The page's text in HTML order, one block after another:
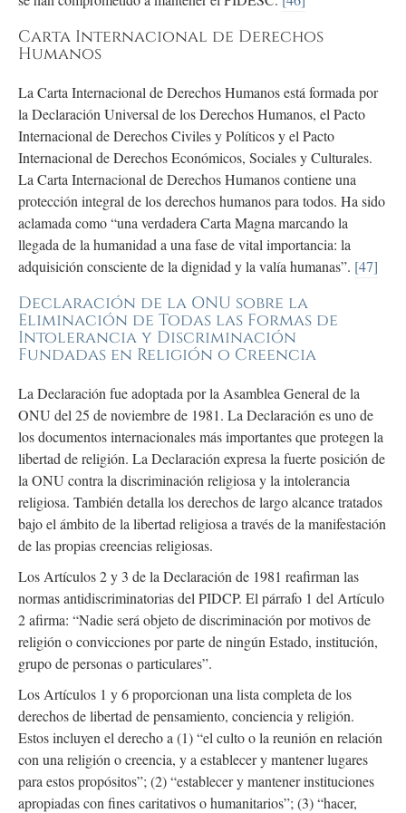
Carta Internacional de Derechos
Humanos
La Carta Internacional de Derechos Humanos está formada por
la Declaración Universal de los Derechos Humanos, el Pacto
Internacional de Derechos Civiles y Políticos y el Pacto
Internacional de Derechos Económicos, Sociales y Culturales.
La Carta Internacional de Derechos Humanos contiene una
protección integral de los derechos humanos para todos. Ha sido
aclamada como “una verdadera Carta Magna marcando la
llegada de la humanidad a una fase de vital importancia: la
adquisición consciente de la dignidad y la valía humanas”. [47]
Declaración de la ONU sobre la
Eliminación de Todas las Formas de
Intolerancia y Discriminación
Fundadas en Religión o Creencia
La Declaración fue adoptada por la Asamblea General de la
ONU del 25 de noviembre de 1981. La Declaración es uno de
los documentos internacionales más importantes que protegen la
libertad de religión. La Declaración expresa la fuerte posición de
la ONU contra la discriminación religiosa y la intolerancia
religiosa. También detalla los derechos de largo alcance tratados
bajo el ámbito de la libertad religiosa a través de la manifestación
de las propias creencias religiosas.
Los Artículos 2 y 3 de la Declaración de 1981 reafirman las
normas antidiscriminatorias del PIDCP. El párrafo 1 del Artículo
2 afirma: “Nadie será objeto de discriminación por motivos de
religión o convicciones por parte de ningún Estado, institución,
grupo de personas o particulares”.
Los Artículos 1 y 6 proporcionan una lista completa de los
derechos de libertad de pensamiento, conciencia y religión.
Estos incluyen el derecho a (1) “el culto o la reunión en relación
con una religión o creencia, y a establecer y mantener lugares
para estos propósitos”; (2) “establecer y mantener instituciones
apropiadas con fines caritativos o humanitarios”; (3) “hacer,